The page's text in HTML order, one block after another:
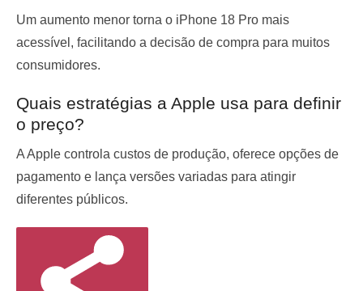
Um aumento menor torna o iPhone 18 Pro mais
acessível, facilitando a decisão de compra para muitos
consumidores.
Quais estratégias a Apple usa para definir
o preço?
A Apple controla custos de produção, oferece opções de
pagamento e lança versões variadas para atingir
diferentes públicos.